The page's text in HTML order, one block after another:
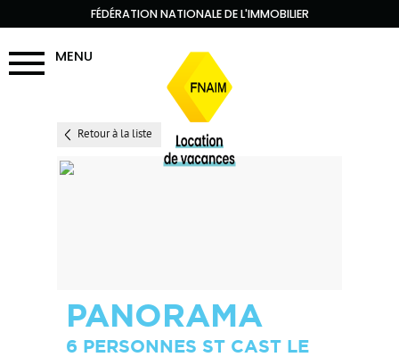
FÉDÉRATION NATIONALE DE L'IMMOBILIER
MENU
Retour à la liste
PANORAMA
6 PERSONNES ST CAST LE